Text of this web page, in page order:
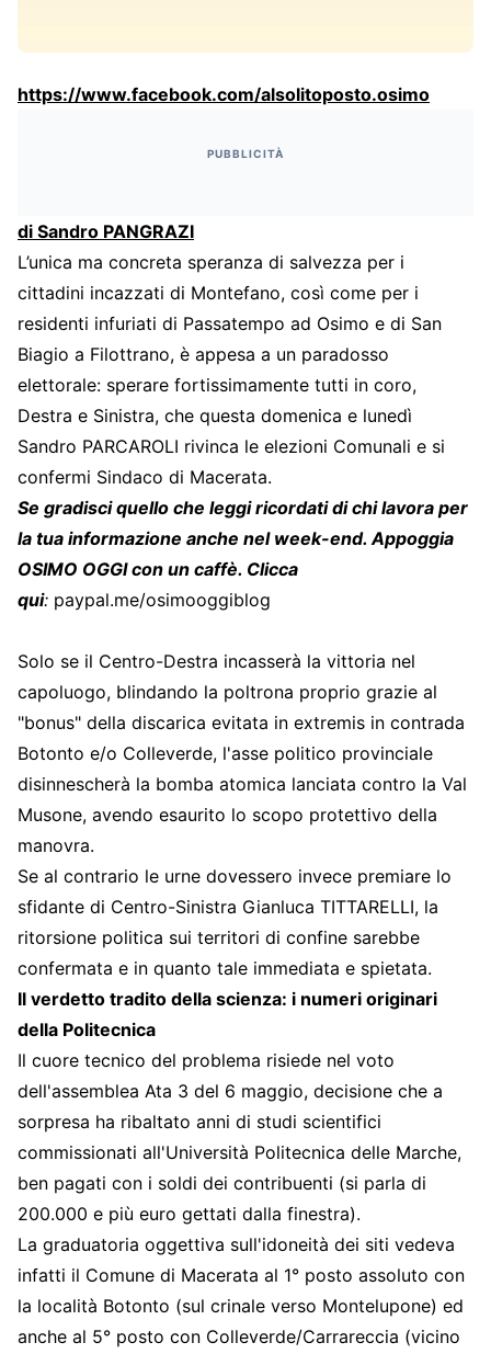
https://www.facebook.com/alsolitoposto.osimo
PUBBLICITÀ
di Sandro PANGRAZI
L’unica ma concreta speranza di salvezza per i
cittadini incazzati di Montefano, così come per i
residenti infuriati di Passatempo ad Osimo e di San
Biagio a Filottrano, è appesa a un paradosso
elettorale: sperare fortissimamente tutti in coro,
Destra e Sinistra, che questa domenica e lunedì
Sandro PARCAROLI rivinca le elezioni Comunali e si
confermi Sindaco di Macerata.
Se gradisci quello che leggi ricordati di chi lavora per
la tua informazione anche nel week-end. Appoggia
OSIMO OGGI con un caffè. Clicca
qui: paypal.me/osimooggiblog
Solo se il Centro-Destra incasserà la vittoria nel
capoluogo, blindando la poltrona proprio grazie al
"bonus" della discarica evitata in extremis in contrada
Botonto e/o Colleverde, l'asse politico provinciale
disinnescherà la bomba atomica lanciata contro la Val
Musone, avendo esaurito lo scopo protettivo della
manovra.
Se al contrario le urne dovessero invece premiare lo
sfidante di Centro-Sinistra Gianluca TITTARELLI, la
ritorsione politica sui territori di confine sarebbe
confermata e in quanto tale immediata e spietata.
Il verdetto tradito della scienza: i numeri originari
della Politecnica
Il cuore tecnico del problema risiede nel voto
dell'assemblea Ata 3 del 6 maggio, decisione che a
sorpresa ha ribaltato anni di studi scientifici
commissionati all'Università Politecnica delle Marche,
ben pagati con i soldi dei contribuenti (si parla di
200.000 e più euro gettati dalla finestra).
La graduatoria oggettiva sull'idoneità dei siti vedeva
infatti il Comune di Macerata al 1° posto assoluto con
la località Botonto (sul crinale verso Montelupone) ed
anche al 5° posto con Colleverde/Carrareccia (vicino